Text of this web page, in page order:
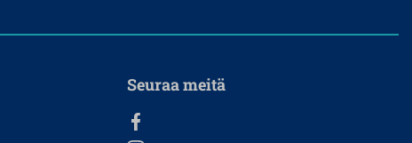
Seuraa meitä